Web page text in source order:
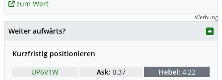
zum Wert
Werbung
Weiter aufwärts?
Kurzfristig positionieren
UP6V1W
Ask: 0,37 Hebel: 4,22